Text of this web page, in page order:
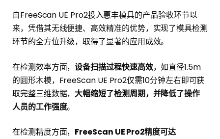
自FreeScan UE Pro2投入惠丰模具的产品验收环节以
来，凭借其无线便捷、高效精准的优势，实现了模具检测
环节的全方位升级，取得了显著的应用成效。
在检测效率方面，设备扫描过程快速高效，如直径1.5m
的圆形木模，FreeScan UE Pro2仅需10分钟左右即可获
取完整三维数据， 大幅缩短了检测周期，并降低了操作
人员的工作强度。
在检测精度方面， FreeScan UE Pro2精度可达